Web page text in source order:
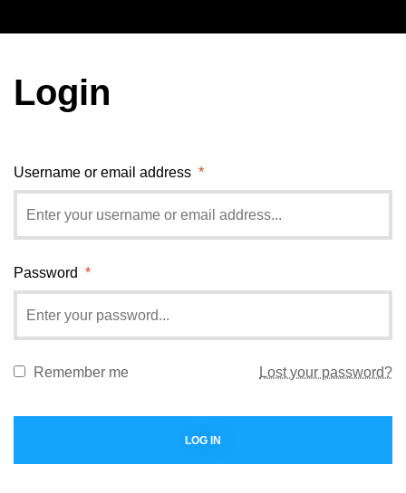
Login
Username or email address *
Password *
Remember me Lost your password?
LOG IN